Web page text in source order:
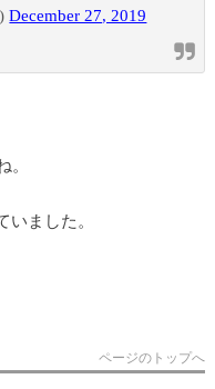
December 27, 2019
。
ました。
ページのトップへ